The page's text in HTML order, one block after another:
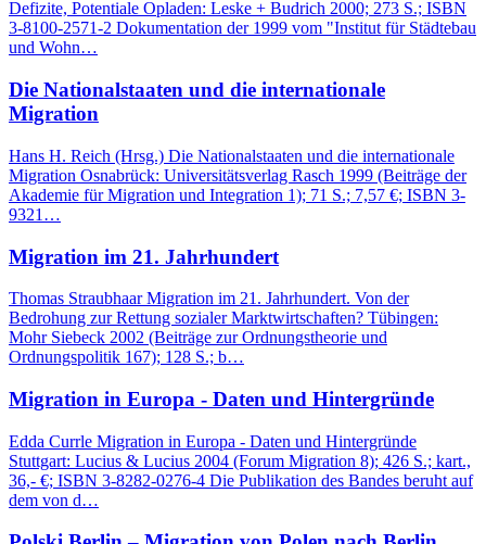
Defizite, Potentiale Opladen: Leske + Budrich 2000; 273 S.; ISBN
3-8100-2571-2 Dokumentation der 1999 vom "Institut für Städtebau
und Wohn…
Die Nationalstaaten und die internationale
Migration
Hans H. Reich (Hrsg.) Die Nationalstaaten und die internationale
Migration Osnabrück: Universitätsverlag Rasch 1999 (Beiträge der
Akademie für Migration und Integration 1); 71 S.; 7,57 €; ISBN 3-
9321…
Migration im 21. Jahrhundert
Thomas Straubhaar Migration im 21. Jahrhundert. Von der
Bedrohung zur Rettung sozialer Marktwirtschaften? Tübingen:
Mohr Siebeck 2002 (Beiträge zur Ordnungstheorie und
Ordnungspolitik 167); 128 S.; b…
Migration in Europa - Daten und Hintergründe
Edda Currle Migration in Europa - Daten und Hintergründe
Stuttgart: Lucius & Lucius 2004 (Forum Migration 8); 426 S.; kart.,
36,- €; ISBN 3-8282-0276-4 Die Publikation des Bandes beruht auf
dem von d…